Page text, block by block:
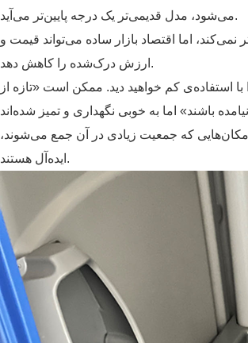
می‌شود، مدل قدیمی‌تر یک درجه پایین‌تر می‌آید.
اما اقتصاد بازار ساده می‌تواند قیمت و
ارزش درک‌شده را کاهش دهد.
استفاده‌ی کم خواهید دید. ممکن است «تازه از
مکان‌هایی که جمعیت زیادی در آن جمع می‌شوند،
ایده‌آل هستند.